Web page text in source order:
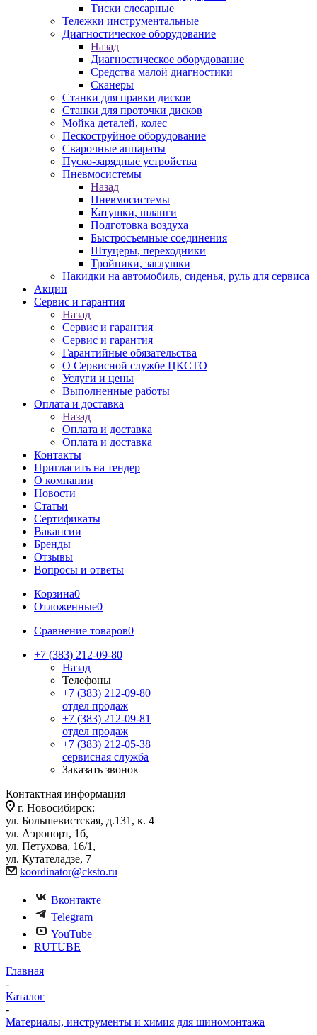
Тиски слесарные
Тележки инструментальные
Диагностическое оборудование
Назад
Диагностическое оборудование
Средства малой диагностики
Сканеры
Станки для правки дисков
Станки для проточки дисков
Мойка деталей, колес
Пескоструйное оборудование
Сварочные аппараты
Пуско-зарядные устройства
Пневмосистемы
Назад
Пневмосистемы
Катушки, шланги
Подготовка воздуха
Быстросъемные соединения
Штуцеры, переходники
Тройники, заглушки
Накидки на автомобиль, сиденья, руль для сервиса
Акции
Сервис и гарантия
Назад
Сервис и гарантия
Сервис и гарантия
Гарантийные обязательства
О Сервисной службе ЦКСТО
Услуги и цены
Выполненные работы
Оплата и доставка
Назад
Оплата и доставка
Оплата и доставка
Контакты
Пригласить на тендер
О компании
Новости
Статьи
Сертификаты
Вакансии
Бренды
Отзывы
Вопросы и ответы
Корзина0
Отложенные0
Сравнение товаров0
+7 (383) 212-09-80
Назад
Телефоны
+7 (383) 212-09-80
отдел продаж
+7 (383) 212-09-81
отдел продаж
+7 (383) 212-05-38
сервисная служба
Заказать звонок
Контактная информация
г. Новосибирск:
ул. Большевистская, д.131, к. 4
ул. Аэропорт, 1б,
ул. Петухова, 16/1,
ул. Кутателадзе, 7
koordinator@cksto.ru
Вконтакте
Telegram
YouTube
RUTUBE
Главная
-
Каталог
-
Материалы, инструменты и химия для шиномонтажа